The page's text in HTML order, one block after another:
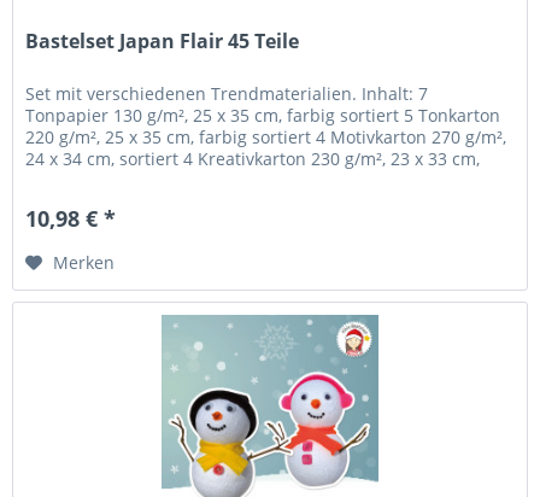
Bastelset Japan Flair 45 Teile
Set mit verschiedenen Trendmaterialien. Inhalt: 7
Tonpapier 130 g/m², 25 x 35 cm, farbig sortiert 5 Tonkarton
220 g/m², 25 x 35 cm, farbig sortiert 4 Motivkarton 270 g/m²,
24 x 34 cm, sortiert 4 Kreativkarton 230 g/m², 23 x 33 cm,
10,98 € *
Merken